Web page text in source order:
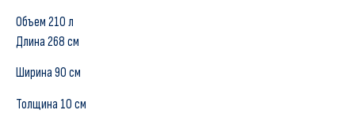
Объем 210 л
Длина 268 см
Ширина 90 см
Толщина 10 см